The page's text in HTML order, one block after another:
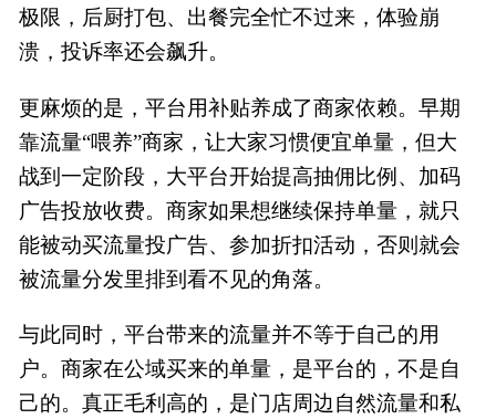
极限，后厨打包、出餐完全忙不过来，体验崩
溃，投诉率还会飙升。
更麻烦的是，平台用补贴养成了商家依赖。早期
靠流量“喂养”商家，让大家习惯便宜单量，但大
战到一定阶段，大平台开始提高抽佣比例、加码
广告投放收费。商家如果想继续保持单量，就只
能被动买流量投广告、参加折扣活动，否则就会
被流量分发里排到看不见的角落。
与此同时，平台带来的流量并不等于自己的用
户。商家在公域买来的单量，是平台的，不是自
己的。真正毛利高的，是门店周边自然流量和私